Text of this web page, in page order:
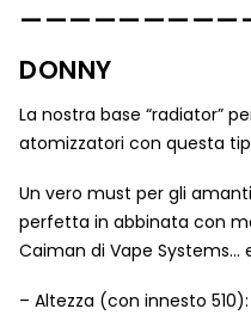
DONNY
La nostra base “radiator”
atomizzatori con questa
Un vero must per gli
perfetta in abbinata con
Caiman di Vape Systems…
– Altezza (con innesto